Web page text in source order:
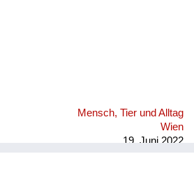
Mensch, Tier und Alltag
Wien
19. Juni 2022